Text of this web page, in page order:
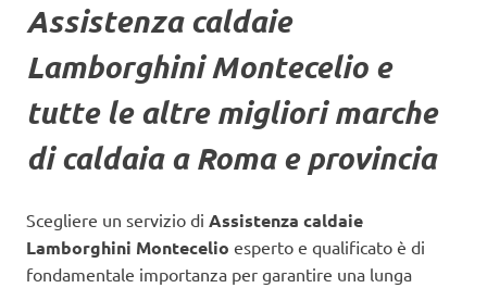
Assistenza caldaie
Lamborghini Montecelio e
tutte le altre migliori marche
di caldaia a Roma e provincia
Scegliere un servizio di Assistenza caldaie
Lamborghini Montecelio esperto e qualificato è di
fondamentale importanza per garantire una lunga